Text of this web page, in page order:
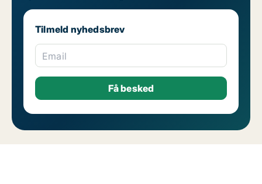
Tilmeld nyhedsbrev
Email